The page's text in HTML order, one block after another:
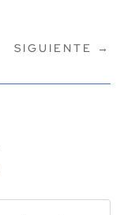
SIGUIENTE →